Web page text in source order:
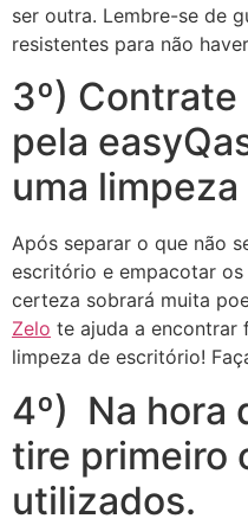
ser outra. Lembre-se de
resistentes para não
3º)
pela
uma
Após separar o que não
escritório e empacotar
certeza sobrará muita
Zelo te ajuda a encontrar
limpeza de escritório!
4º) Na hora
tire primeiro
utilizados.